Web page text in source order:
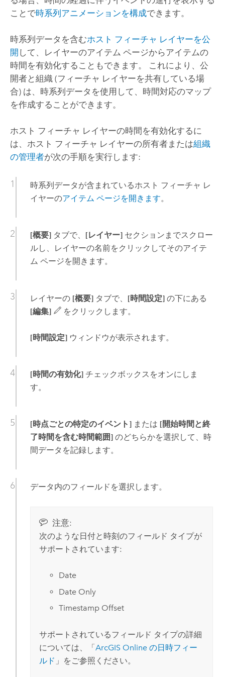
ことで時系列アニメーションを構成できます。
時系列データを含むホスト フィーチャ レイヤーを公
開 して、レイヤーのアイテム ページからアイテムの
時間を有効化することもできます。 これにより、公
開者と組織 (フィーチャ レイヤーを共有している場
合) は、時系列データを使用して、時間対応のマップ
を作成することができます。
ホスト フィーチャ レイヤーの時間を有効化するに
は、ホスト フィーチャ レイヤーの所有者または組織
の管理者が次の手順を実行します:
時系列データが含まれているホスト フィーチャ レ
イヤーのアイテム ページを開きます。
[概要]タブで、 [レイヤー]セクションまでスクロー
ルし、レイヤーの名前をクリックしてそのアイテ
ム ページを開きます。
レイヤーの [概要]タブで、 [時間設定]の下にある
[編集]
をクリックします。
[時間設定]ウィンドウが表示されます。
[時間の有効化]チェックボックスをオンにしま
す。
[時点ごとの特定のイベント]または [開始時間と終
了時間を含む時間範囲]のどちらかを選択して、時
間データを記録します。
データ内のフィールドを選択します。
注意:
次のような日付と時刻のフィールド タイプが
サポートされています:
Date
Date Only
Timestamp Offset
サポートされているフィールド タイプの詳細
については、「ArcGIS Onlineの日時フィー
ルド 」をご参照ください。